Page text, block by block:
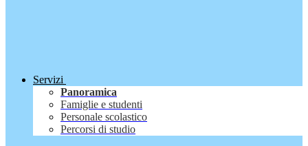
Servizi
Panoramica
Famiglie e studenti
Personale scolastico
Percorsi di studio